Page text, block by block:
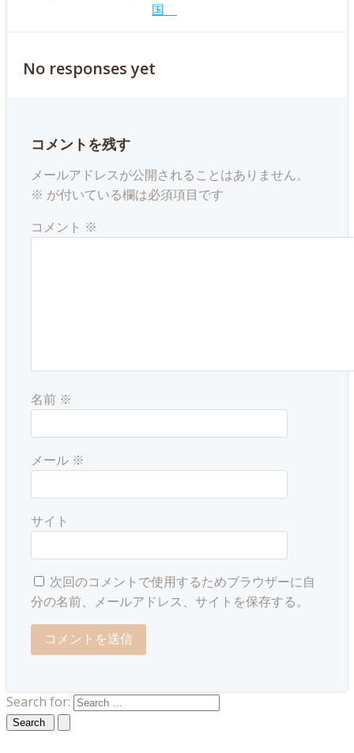
国
No responses yet
コメントを残す
メールアドレスが公開されることはありません。
※ が付いている欄は必須項目です
コメント ※
名前 ※
メール ※
サイト
次回のコメントで使用するためブラウザーに自
分の名前、メールアドレス、サイトを保存する。
Search for: